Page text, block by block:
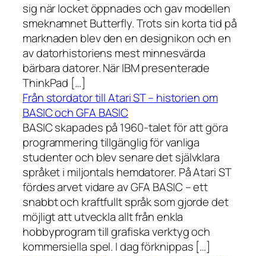
sig när locket öppnades och gav modellen
smeknamnet Butterfly. Trots sin korta tid på
marknaden blev den en designikon och en
av datorhistoriens mest minnesvärda
bärbara datorer. När IBM presenterade
ThinkPad […]
Från stordator till Atari ST – historien om
BASIC och GFA BASIC
BASIC skapades på 1960-talet för att göra
programmering tillgänglig för vanliga
studenter och blev senare det självklara
språket i miljontals hemdatorer. På Atari ST
fördes arvet vidare av GFA BASIC – ett
snabbt och kraftfullt språk som gjorde det
möjligt att utveckla allt från enkla
hobbyprogram till grafiska verktyg och
kommersiella spel. I dag förknippas […]